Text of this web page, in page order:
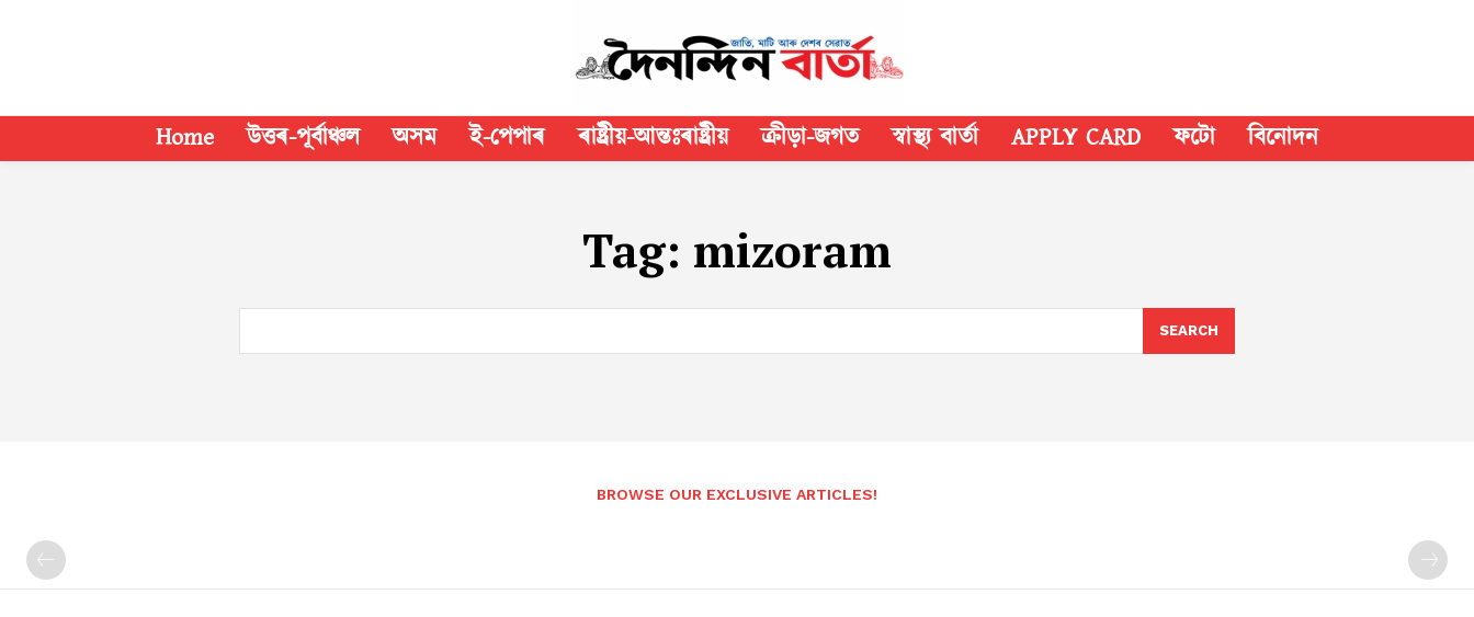
Home উত্তৰ-পূৰ্বাঞ্চল অসম ই-পেপাৰ ৰাষ্ট্ৰীয়-আন্তঃৰাষ্ট্ৰীয় ক্রীড়া-জগত স্বাস্থ্য বাৰ্তা APPLY CARD ফটো বিনোদন
Tag: mizoram
SEARCH
BROWSE OUR EXCLUSIVE ARTICLES!